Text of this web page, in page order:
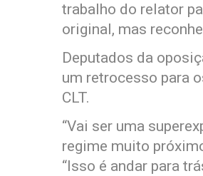
trabalho do relator
original, mas
Deputados da
um retrocesso para
CLT.
“Vai ser uma
regime muito
“Isso é andar para